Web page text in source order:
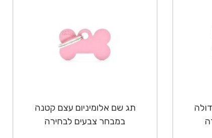
תג שם אלומיניום עצם קטנה
במבחר צבעים לבחירה